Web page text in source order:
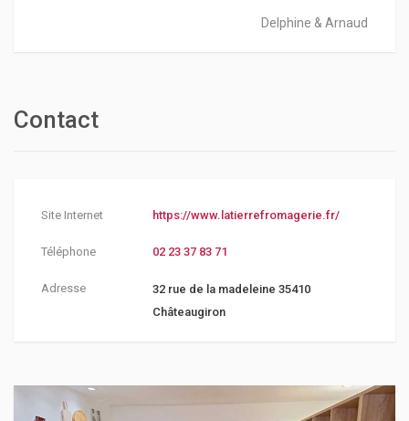
Delphine & Arnaud
Contact
Site Internet https://www.latierrefromagerie.fr/
Téléphone 02 23 37 83 71
Adresse
32 rue de la madeleine 35410
Châteaugiron